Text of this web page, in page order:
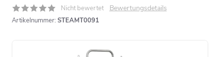
Nicht bewertet Bewertungsdetails
Artikelnummer: STEAMT0091